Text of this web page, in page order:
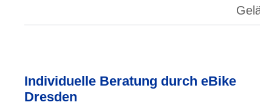
Individuelle Beratung durch eBike
Dresden